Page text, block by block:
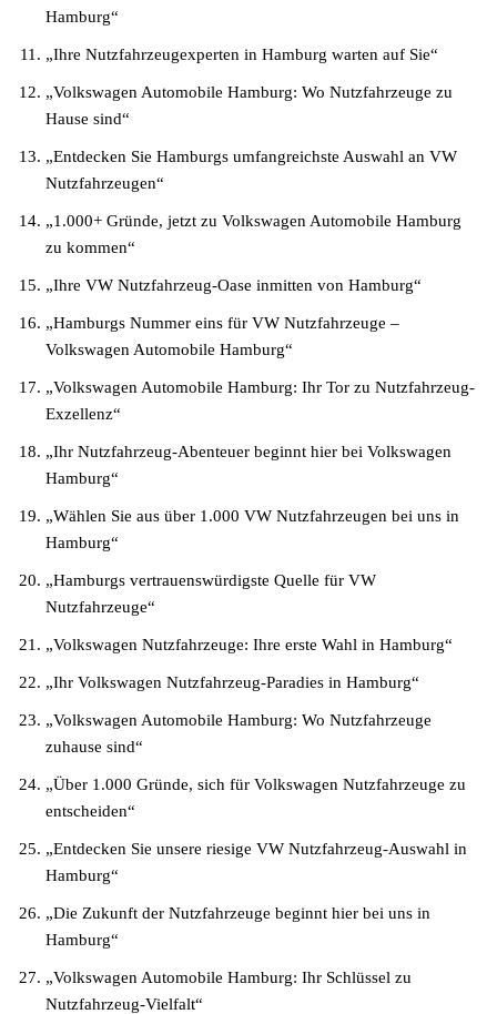
Hamburg“
„Ihre Nutzfahrzeugexperten in Hamburg warten auf Sie“
„Volkswagen Automobile Hamburg: Wo Nutzfahrzeuge zu
Hause sind“
„Entdecken Sie Hamburgs umfangreichste Auswahl an VW
Nutzfahrzeugen“
„1.000+ Gründe, jetzt zu Volkswagen Automobile Hamburg
zu kommen“
„Ihre VW Nutzfahrzeug-Oase inmitten von Hamburg“
„Hamburgs Nummer eins für VW Nutzfahrzeuge –
Volkswagen Automobile Hamburg“
„Volkswagen Automobile Hamburg: Ihr Tor zu Nutzfahrzeug-
Exzellenz“
„Ihr Nutzfahrzeug-Abenteuer beginnt hier bei Volkswagen
Hamburg“
„Wählen Sie aus über 1.000 VW Nutzfahrzeugen bei uns in
Hamburg“
„Hamburgs vertrauenswürdigste Quelle für VW
Nutzfahrzeuge“
„Volkswagen Nutzfahrzeuge: Ihre erste Wahl in Hamburg“
„Ihr Volkswagen Nutzfahrzeug-Paradies in Hamburg“
„Volkswagen Automobile Hamburg: Wo Nutzfahrzeuge
zuhause sind“
„Über 1.000 Gründe, sich für Volkswagen Nutzfahrzeuge zu
entscheiden“
„Entdecken Sie unsere riesige VW Nutzfahrzeug-Auswahl in
Hamburg“
„Die Zukunft der Nutzfahrzeuge beginnt hier bei uns in
Hamburg“
„Volkswagen Automobile Hamburg: Ihr Schlüssel zu
Nutzfahrzeug-Vielfalt“